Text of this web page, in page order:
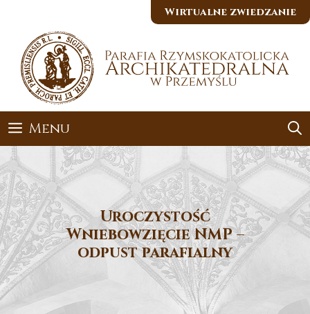
Wirtualne zwiedzanie
Menu
Uroczystość
Wniebowzięcie NMP –
odpust parafialny